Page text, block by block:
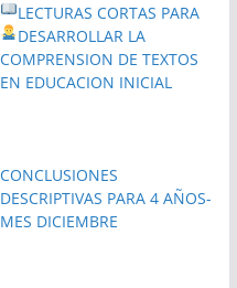
LECTURAS CORTAS PARA
DESARROLLAR LA
COMPRENSION DE TEXTOS
EN EDUCACION INICIAL
CONCLUSIONES
DESCRIPTIVAS PARA 4 AÑOS-
MES DICIEMBRE